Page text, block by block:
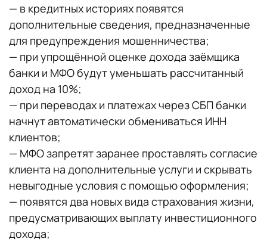
— в кредитных историях появятся
дополнительные сведения, предназначенные
для предупреждения мошенничества;
— при упрощённой оценке дохода заёмщика
банки и МФО будут уменьшать рассчитанный
доход на 10%;
— при переводах и платежах через СБП банки
начнут автоматически обмениваться ИНН
клиентов;
— МФО запретят заранее проставлять согласие
клиента на дополнительные услуги и скрывать
невыгодные условия с помощью оформления;
— появятся два новых вида страхования жизни,
предусматривающих выплату инвестиционного
дохода;